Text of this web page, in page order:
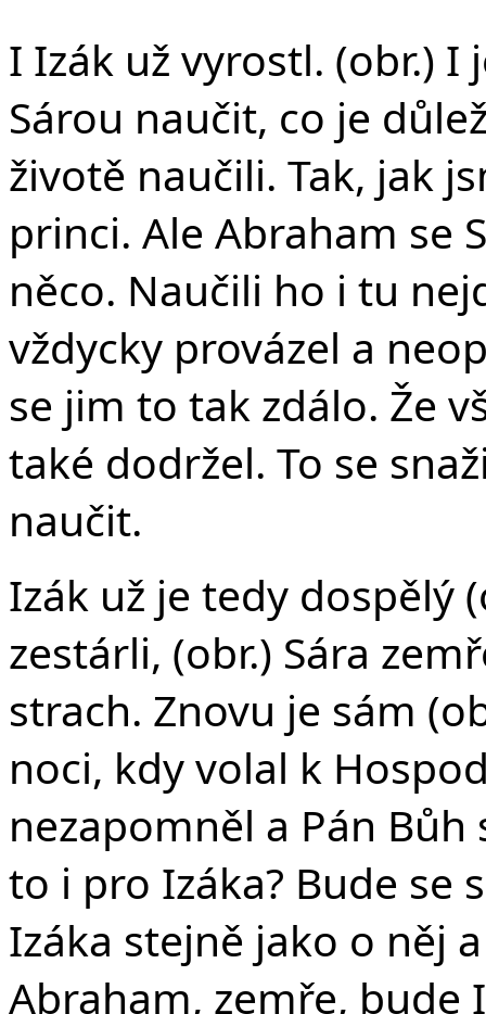
I Izák už vyrostl. (obr.) I
Sárou naučit, co je
životě naučili. Tak, jak
princi. Ale Abraham se
něco. Naučili ho i tu
vždycky provázel a
se jim to tak zdálo. Že
také dodržel. To se
naučit.
Izák už je tedy dospělý
zestárli, (obr.) Sára
strach. Znovu je sám
noci, kdy volal k
nezapomněl a Pán
to i pro Izáka? Bude se
Izáka stejně jako o něj
Abraham, zemře, bude